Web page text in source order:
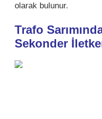
olarak bulunur.
Trafo
Sekonder